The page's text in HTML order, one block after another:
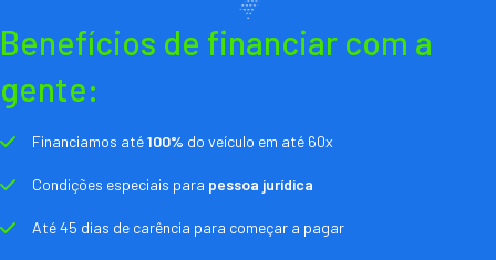
Benefícios de financiar com a
gente:
Financiamos até100% do veículo em até 60x
Condições especiais para pessoa jurídica
Até 45 dias de carência para começar a pagar